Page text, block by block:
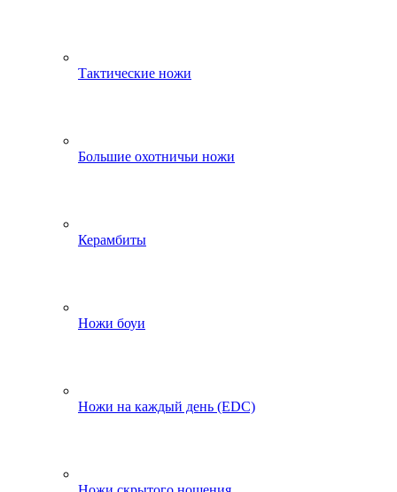
Тактические ножи
Большие охотничьи ножи
Керамбиты
Ножи боуи
Ножи на каждый день (EDC)